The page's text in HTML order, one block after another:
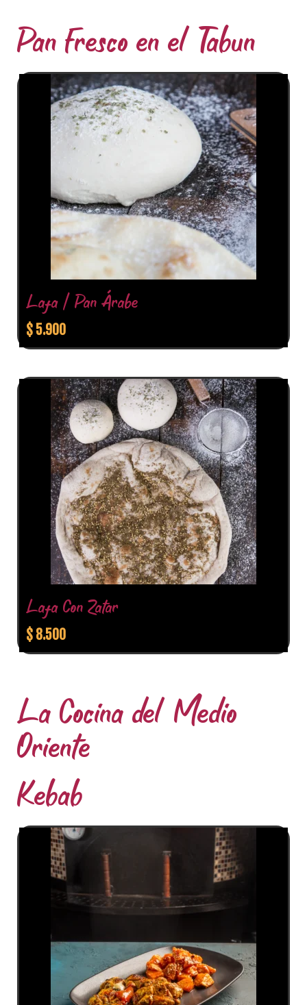
Pan Fresco en el Tabun
Lafa / Pan Árabe
$ 5.900
Lafa Con Zatar
$ 8.500
La Cocina del Medio
Oriente
Kebab